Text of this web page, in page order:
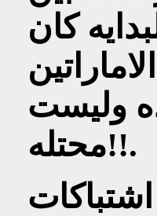
كان
وليست
محتله!!.
اشتباكات